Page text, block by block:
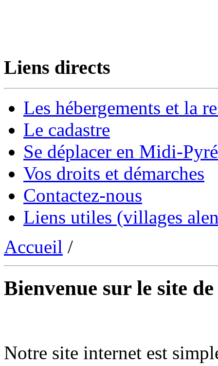
Liens directs
Les hébergements et la
Le cadastre
Se déplacer en Midi-
Vos droits et démarches
Contactez-nous
Liens utiles (villages
Accueil /
Bienvenue sur le site
Notre site internet est